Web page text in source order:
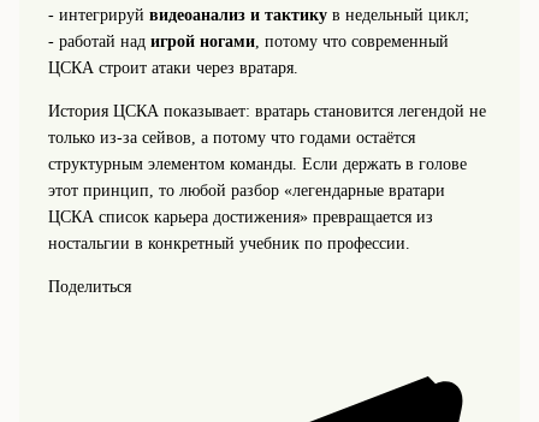
- интегрируй видеоанализ и тактикув недельный цикл;
- работай над игрой ногами, потому что современный
ЦСКА строит атаки через вратаря.
История ЦСКА показывает: вратарь становится легендой не
только из-за сейвов, а потому что годами остаётся
структурным элементом команды. Если держать в голове
этот принцип, то любой разбор «легендарные вратари
ЦСКА список карьера достижения» превращается из
ностальгии в конкретный учебник по профессии.
Поделиться